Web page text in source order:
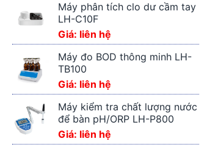
Máy phân tích clo dư cầm tay
LH-C10F
Giá: liên hệ
Máy đo BOD thông minh LH-
TB100
Giá: liên hệ
Máy kiểm tra chất lượng nước
để bàn pH/ORP LH-P800
Giá: liên hệ